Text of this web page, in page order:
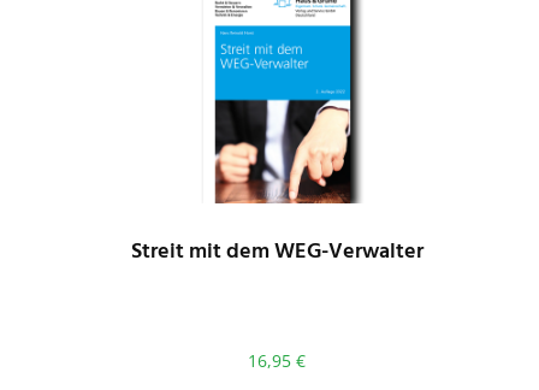
Streit mit dem WEG-Verwalter
16,95 €